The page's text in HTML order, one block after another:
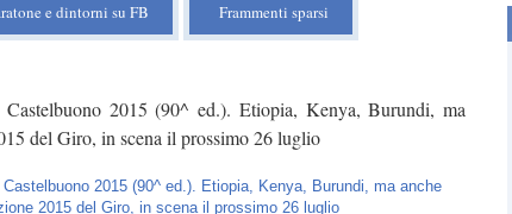
e dintorni su FB Frammenti sparsi
2015 (90^ ed.). Etiopia, Kenya, Burundi, ma
del Giro, in scena il prossimo 26 luglio